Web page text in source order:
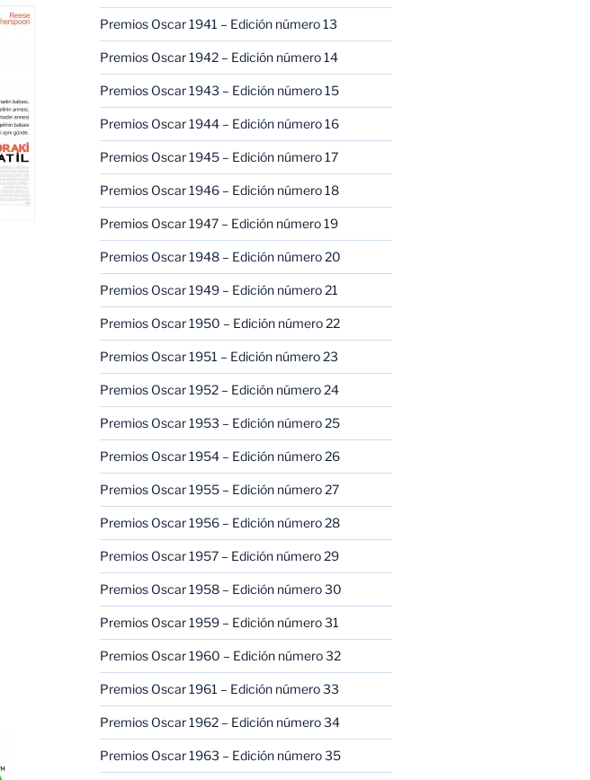
Premios Oscar 1941 – Edición número 13
Premios Oscar 1942 – Edición número 14
Premios Oscar 1943 – Edición número 15
Premios Oscar 1944 – Edición número 16
Premios Oscar 1945 – Edición número 17
Premios Oscar 1946 – Edición número 18
Premios Oscar 1947 – Edición número 19
Premios Oscar 1948 – Edición número 20
Premios Oscar 1949 – Edición número 21
Premios Oscar 1950 – Edición número 22
Premios Oscar 1951 – Edición número 23
Premios Oscar 1952 – Edición número 24
Premios Oscar 1953 – Edición número 25
Premios Oscar 1954 – Edición número 26
Premios Oscar 1955 – Edición número 27
Premios Oscar 1956 – Edición número 28
Premios Oscar 1957 – Edición número 29
Premios Oscar 1958 – Edición número 30
Premios Oscar 1959 – Edición número 31
Premios Oscar 1960 – Edición número 32
Premios Oscar 1961 – Edición número 33
Premios Oscar 1962 – Edición número 34
Premios Oscar 1963 – Edición número 35